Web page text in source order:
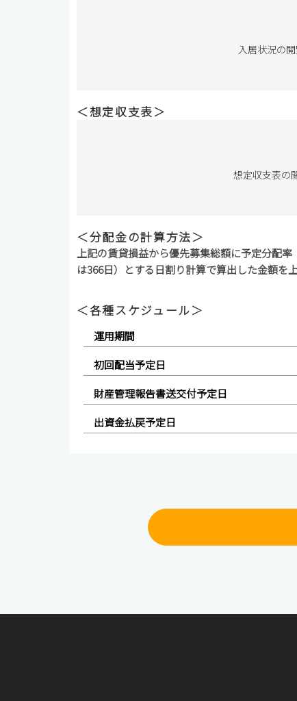
入居状況の
＜想定収支表＞
想定収支表の
＜分配金の計算方法＞
上記の賃貸損益から優先募集総額に予定分配
は366日）とする日割り計算で算出した金額を
＜各種スケジュール＞
運用期間
初回配当予定日
財産管理報告書送交付予定日
出資金払戻予定日